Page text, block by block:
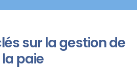
sur la gestion de
la paie